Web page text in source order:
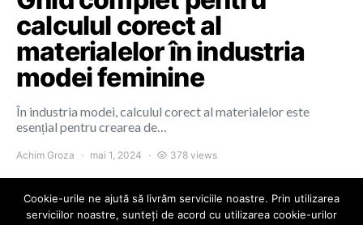
calculul corect al
materialelor în industria
modei feminine
În industria modei, calculul corect al materialelor este
esențial pentru crearea de…
Achim Groza mai 1, 2024 378 views
Cookie-urile ne ajută să livrăm serviciile noastre. Prin utilizarea
serviciilor noastre, sunteți de acord cu utilizarea cookie-urilor